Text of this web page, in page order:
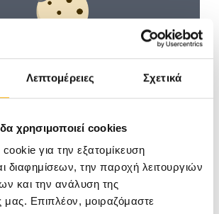
Λεπτομέρειες Σχετικά
χρησιμοποιεί cookies
για την εξατομίκευση
διαφημίσεων, την παροχή λειτουργιών
και την ανάλυση της
μας. Επιπλέον, μοιραζόμαστε
να δείτε το videoδώστε
σας στα cookies